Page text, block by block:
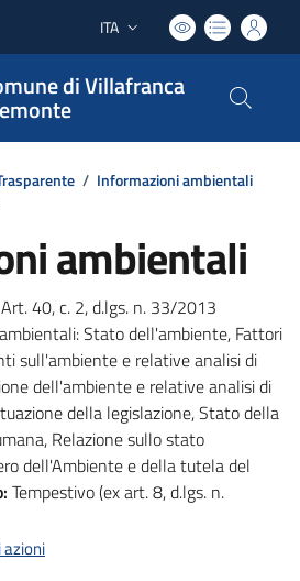
Lingua attiva:
ITA
di Villafranca
/ Informazioni ambientali
ambientali
Art. 40, c. 2, d.lgs. n. 33/2013
Stato dell'ambiente, Fattori
sull'ambiente e relative analisi di
dell'ambiente e relative analisi di
della legislazione, Stato della
Relazione sullo stato
dell'Ambiente e della tutela del
Tempestivo (ex art. 8, d.lgs. n.
azioni